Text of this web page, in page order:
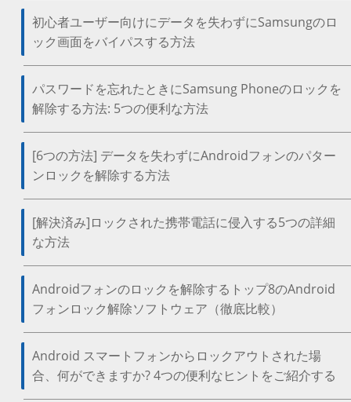
初心者ユーザー向けにデータを失わずにSamsungのロ
ック画面をバイパスする方法
パスワードを忘れたときにSamsung Phoneのロックを
解除する方法: 5つの便利な方法
[6つの方法] データを失わずにAndroidフォンのパター
ンロックを解除する方法
[解決済み]ロックされた携帯電話に侵入する5つの詳細
な方法
Androidフォンのロックを解除するトップ8のAndroid
フォンロック解除ソフトウェア（徹底比較）
Android スマートフォンからロックアウトされた場
合、何ができますか? 4つの便利なヒントをご紹介する